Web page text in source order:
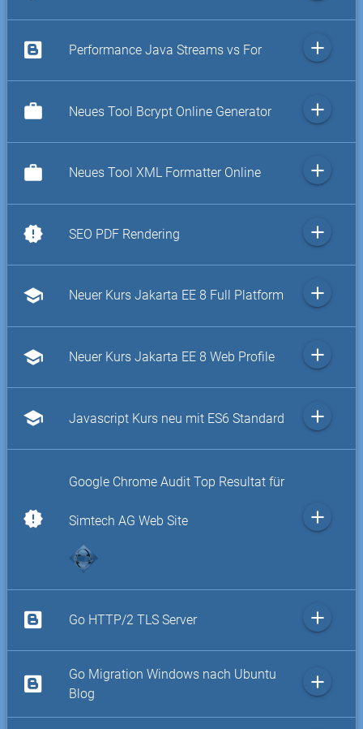
Performance Java Streams vs For add
work Neues Tool Bcrypt Online Generator add
work Neues Tool XML Formatter Online add
new_releases SEO PDF Rendering add
school Neuer Kurs Jakarta EE 8 Full Platform add
school Neuer Kurs Jakarta EE 8 Web Profile add
school Javascript Kurs neu mit ES6 Standard add
new_releases
Google Chrome Audit Top Resultat für
Simtech AG Web Site add
Go HTTP/2 TLS Server add
Go Migration Windows nach Ubuntu
Blog
add